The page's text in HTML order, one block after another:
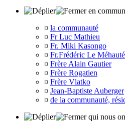
en
¤ la communauté
¤ Fr Luc Mathieu
¤ Fr. Miki Kasongo
¤ Fr.Frédéric Le Méhauté
¤ Frère Alain Gautier
¤ Frère Rogatien
¤ Frère Vlatko
¤ Jean-Baptiste Auberger
¤ de la communauté,
qui nous